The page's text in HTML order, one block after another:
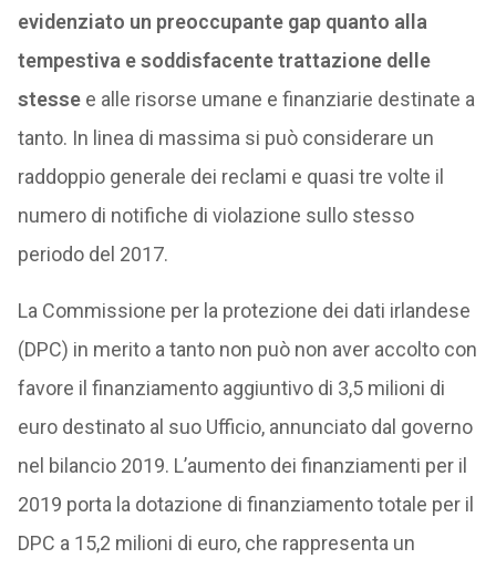
evidenziato un preoccupante gap quanto alla
tempestiva e soddisfacente trattazione delle
stessee alle risorse umane e finanziarie destinate a
tanto. In linea di massima si può considerare un
raddoppio generale dei reclami e quasi tre volte il
numero di notifiche di violazione sullo stesso
periodo del 2017.
La Commissione per la protezione dei dati irlandese
(DPC) in merito a tanto non può non aver accolto con
favore il finanziamento aggiuntivo di 3,5 milioni di
euro destinato al suo Ufficio, annunciato dal governo
nel bilancio 2019. L’aumento dei finanziamenti per il
2019 porta la dotazione di finanziamento totale per il
DPC a 15,2 milioni di euro, che rappresenta un